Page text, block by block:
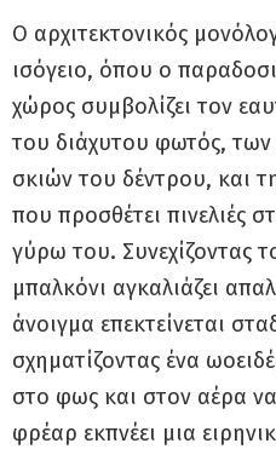
Ο αρχιτεκτονικός
ισόγειο, όπου ο
χώρος συμβολίζει τον
του διάχυτου φωτός,
σκιών του δέντρου, και
που προσθέτει πινελιές
γύρω του. Συνεχίζοντας
μπαλκόνι αγκαλιάζει
άνοιγμα επεκτείνεται
σχηματίζοντας ένα
στο φως και στον αέρα
φρέαρ εκπνέει μια